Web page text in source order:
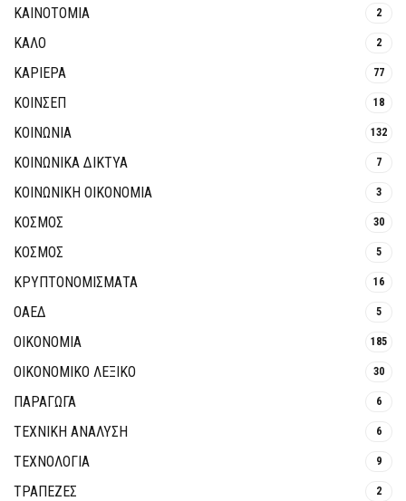
ΚΑΙΝΟΤΟΜΊΑ 2
ΚΑΛΟ 2
ΚΑΡΙΕΡΑ 77
ΚΟΙΝΣΕΠ 18
ΚΟΙΝΩΝΙΑ 132
ΚΟΙΝΩΝΙΚΆ ΔΊΚΤΥΑ 7
ΚΟΙΝΩΝΙΚΉ ΟΙΚΟΝΟΜΊΑ 3
ΚΟΣΜΟΣ 30
ΚΟΣΜΟΣ 5
ΚΡΥΠΤΟΝΟΜΊΣΜΑΤΑ 16
ΟΑΕΔ 5
ΟΙΚΟΝΟΜΙΑ 185
ΟΙΚΟΝΟΜΙΚΟ ΛΕΞΙΚΟ 30
ΠΑΡΑΓΩΓΑ 6
ΤΕΧΝΙΚΗ ΑΝΑΛΥΣΗ 6
ΤΕΧΝΟΛΟΓΙΑ 9
ΤΡΆΠΕΖΕΣ 2